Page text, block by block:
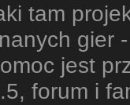
tam
gier
jest
forum i